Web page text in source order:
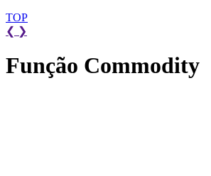
TOP
❮ ❯
Função Commodity